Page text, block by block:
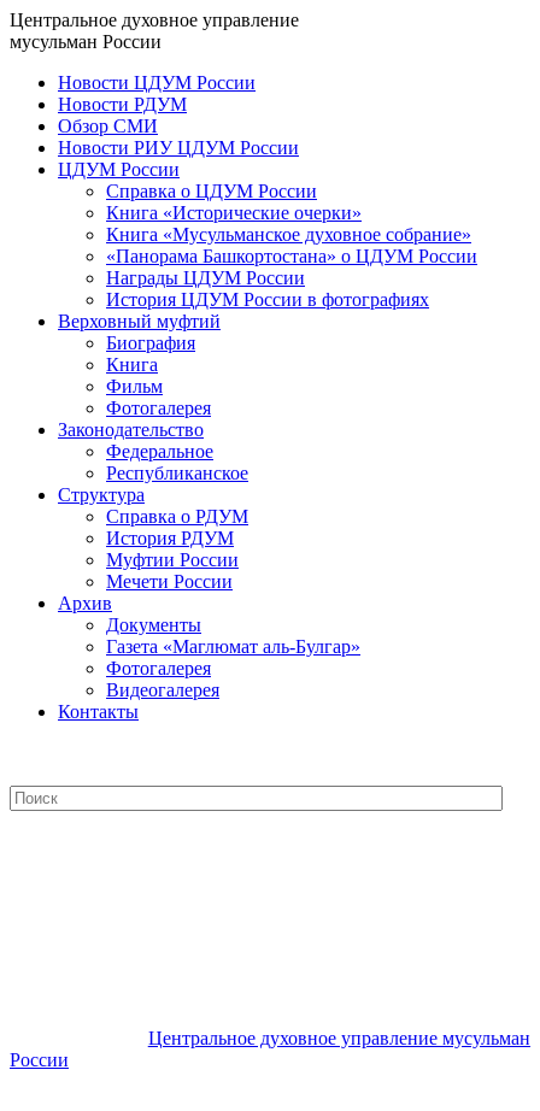
Центральное духовное управление
мусульман России
Новости ЦДУМ России
Новости РДУМ
Обзор СМИ
Новости РИУ ЦДУМ России
ЦДУМ России
Справка о ЦДУМ России
Книга «Исторические очерки»
Книга «Мусульманское духовное собрание»
«Панорама Башкортостана» о ЦДУМ России
Награды ЦДУМ России
История ЦДУМ России в фотографиях
Верховный муфтий
Биография
Книга
Фильм
Фотогалерея
Законодательство
Федеральное
Республиканское
Структура
Справка о РДУМ
История РДУМ
Муфтии России
Мечети России
Архив
Документы
Газета «Маглюмат аль-Булгар»
Фотогалерея
Видеогалерея
Контакты
Центральное духовное управление мусульман
России